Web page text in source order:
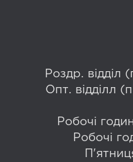
Роздр.
Опт. відділл
Робочі
Робочі